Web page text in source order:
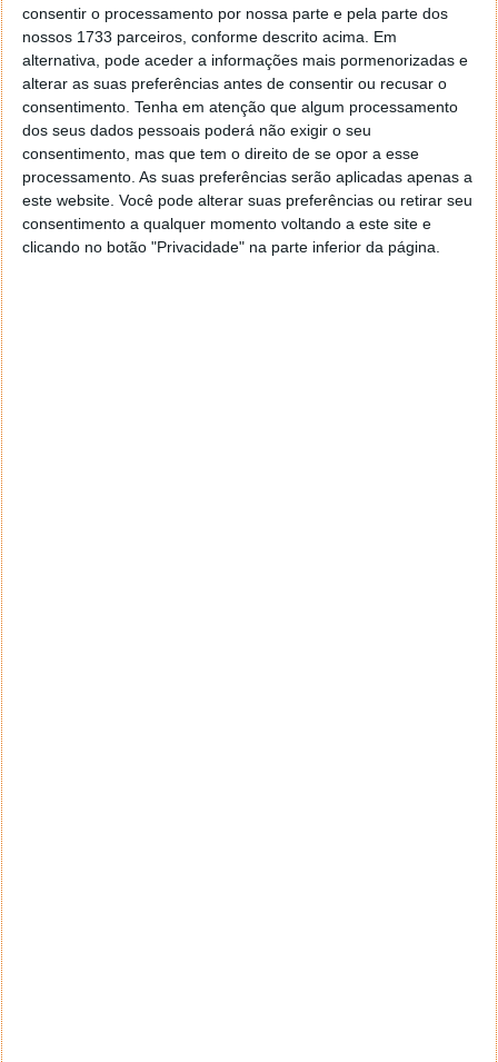
consentir o processamento por nossa parte e pela parte dos
nossos 1733 parceiros, conforme descrito acima. Em
alternativa, pode aceder a informações mais pormenorizadas e
alterar as suas preferências antes de consentir ou recusar o
consentimento. Tenha em atenção que algum processamento
dos seus dados pessoais poderá não exigir o seu
consentimento, mas que tem o direito de se opor a esse
processamento. As suas preferências serão aplicadas apenas a
este website. Você pode alterar suas preferências ou retirar seu
consentimento a qualquer momento voltando a este site e
clicando no botão "Privacidade" na parte inferior da página.